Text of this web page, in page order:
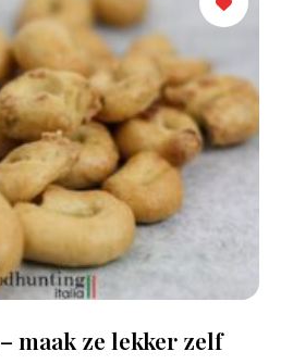
maak ze lekker zelf